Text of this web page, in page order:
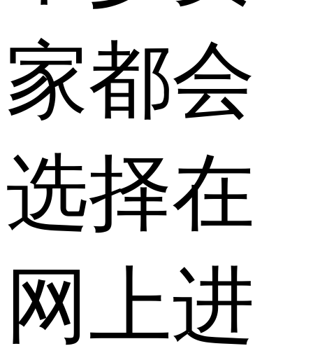
家都会
选择在
网上进